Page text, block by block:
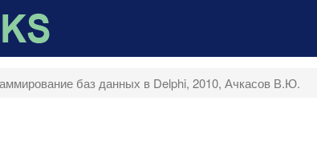
баз данных в Delphi, 2010, Ачкасов В.Ю.